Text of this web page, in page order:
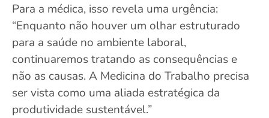
Para a médica, isso revela uma urgência:
“Enquanto não houver um olhar estruturado
para a saúde no ambiente laboral,
continuaremos tratando as consequências e
não as causas. A Medicina do Trabalho precisa
ser vista como uma aliada estratégica da
produtividade sustentável.”